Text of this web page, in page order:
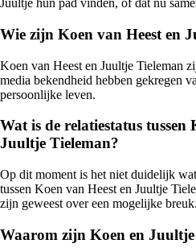
Juultje hun pad vinden, of dat nu
Wie zijn Koen van Heest en
Koen van Heest en Juultje Tieleman
media bekendheid hebben gekregen
persoonlijke leven.
Wat is de relatiestatus tussen
Juultje Tieleman?
Op dit moment is het niet duidelijk
tussen Koen van Heest en Juultje
zijn geweest over een mogelijke breuk.
Waarom zijn Koen en